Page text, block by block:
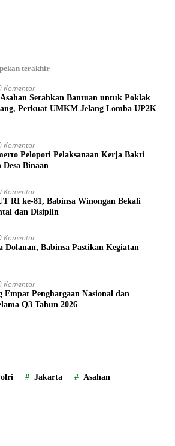
terakhir
Komentar
Serahkan Bantuan untuk Poklak
Perkuat UMKM Jelang Lomba UP2K
Komentar
Pelopori Pelaksanaan Kerja Bakti
Binaan
Komentar
RI ke-81, Babinsa Winongan Bekali
dan Disiplin
Komentar
Dolanan, Babinsa Pastikan Kegiatan
Komentar
Empat Penghargaan Nasional dan
Q3 Tahun 2026
Jakarta Asahan